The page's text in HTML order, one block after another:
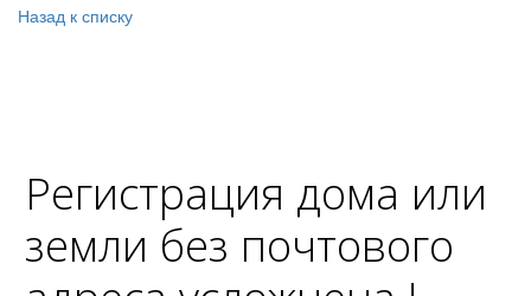
Назад к списку
Регистрация дома или
земли без почтового